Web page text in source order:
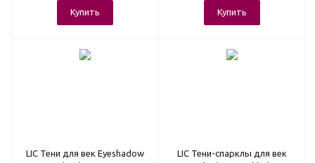
Купить Купить
LIC Тени для век Eyeshadow
LIC Тени-спарклы для век